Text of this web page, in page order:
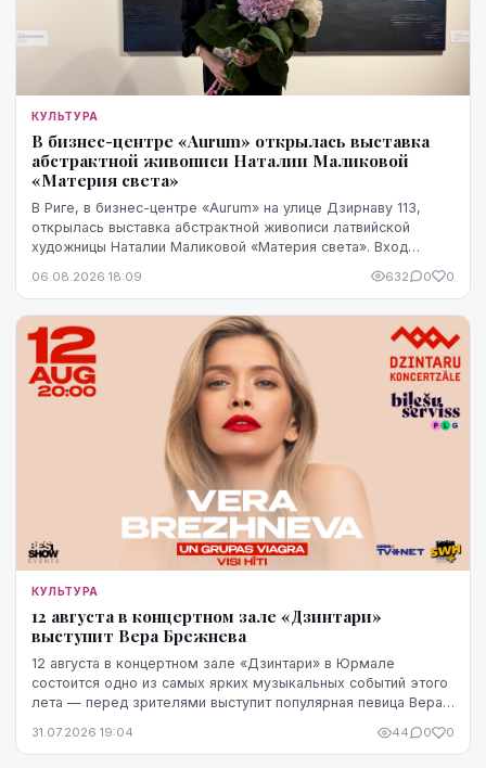
КУЛЬТУРА
В бизнес-центре «Aurum» открылась выставка
абстрактной живописи Наталии Маликовой
«Материя света»
В Риге, в бизнес-центре «Aurum» на улице Дзирнаву 113,
открылась выставка абстрактной живописи латвийской
художницы Наталии Маликовой «Материя света». Вход
06.08.2026 18:09 632 0 0
КУЛЬТУРА
12 августа в концертном зале «Дзинтари»
выступит Вера Брежнева
12 августа в концертном зале «Дзинтари» в Юрмале
состоится одно из самых ярких музыкальных событий этого
лета — перед зрителями выступит популярная певица Вера
31.07.2026 19:04 44 0 0